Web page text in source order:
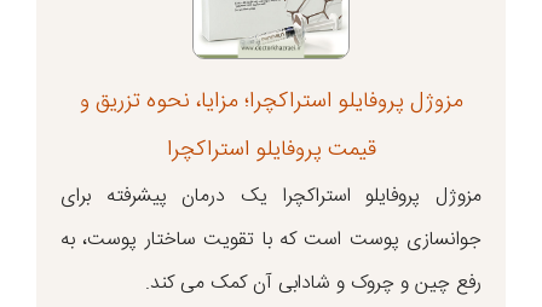
مزوژل پروفایلو استراکچرا؛ مزایا، نحوه تزریق و
قیمت پروفایلو استراکچرا
مزوژل پروفایلو استراکچرا یک درمان پیشرفته برای
جوانسازی پوست است که با تقویت ساختار پوست، به
رفع چین و چروک و شادابی آن کمک می کند.